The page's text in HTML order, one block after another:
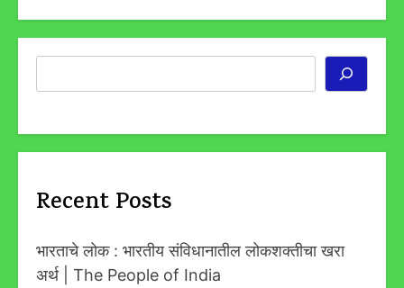
Recent Posts
भारताचे लोक : भारतीय संविधानातील लोकशक्तीचा खरा
अर्थ | The People of India